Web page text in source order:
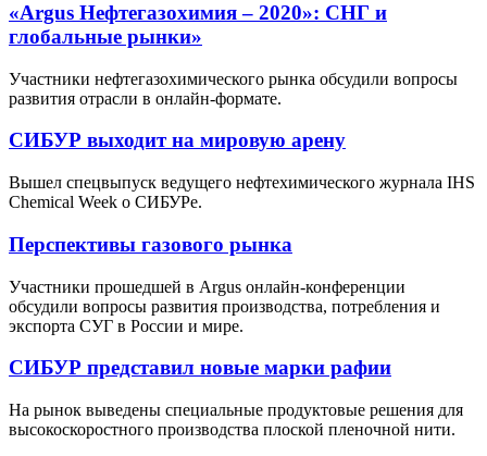
«Argus Нефтегазохимия – 2020»: СНГ и
глобальные рынки»
Участники нефтегазохимического рынка обсудили вопросы
развития отрасли в онлайн-формате.
СИБУР выходит на мировую арену
Вышел спецвыпуск ведущего нефтехимического журнала IHS
Chemical Week о СИБУРе.
Перспективы газового рынка
Участники прошедшей в Argus онлайн-конференции
обсудили вопросы развития производства, потребления и
экспорта СУГ в России и мире.
СИБУР представил новые марки рафии
На рынок выведены специальные продуктовые решения для
высокоскоростного производства плоской пленочной нити.